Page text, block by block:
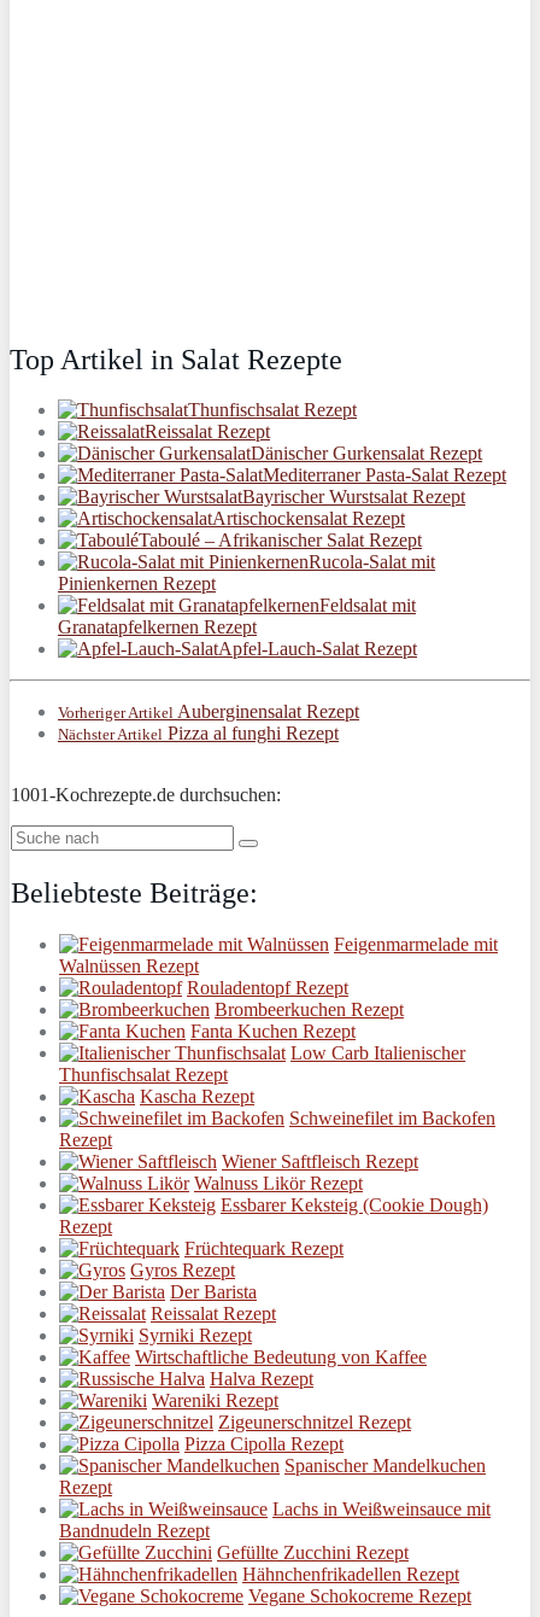
Top Artikel in Salat Rezepte
Thunfischsalat Rezept
Reissalat Rezept
Dänischer Gurkensalat Rezept
Mediterraner Pasta-Salat Rezept
Bayrischer Wurstsalat Rezept
Artischockensalat Rezept
Taboulé – Afrikanischer Salat Rezept
Rucola-Salat mit
Pinienkernen Rezept
Feldsalat mit
Granatapfelkernen Rezept
Apfel-Lauch-Salat Rezept
Vorheriger Artikel Auberginensalat Rezept
Nächster Artikel Pizza al funghi Rezept
1001-Kochrezepte.de durchsuchen:
Beliebteste Beiträge:
Feigenmarmelade mit
Walnüssen Rezept
Rouladentopf Rezept
Brombeerkuchen Rezept
Fanta Kuchen Rezept
Low Carb Italienischer
Thunfischsalat Rezept
Kascha Rezept
Schweinefilet im Backofen
Rezept
Wiener Saftfleisch Rezept
Walnuss Likör Rezept
Essbarer Keksteig (Cookie Dough)
Rezept
Früchtequark Rezept
Gyros Rezept
Der Barista
Reissalat Rezept
Syrniki Rezept
Wirtschaftliche Bedeutung von Kaffee
Halva Rezept
Wareniki Rezept
Zigeunerschnitzel Rezept
Pizza Cipolla Rezept
Spanischer Mandelkuchen
Rezept
Lachs in Weißweinsauce mit
Bandnudeln Rezept
Gefüllte Zucchini Rezept
Hähnchenfrikadellen Rezept
Vegane Schokocreme Rezept